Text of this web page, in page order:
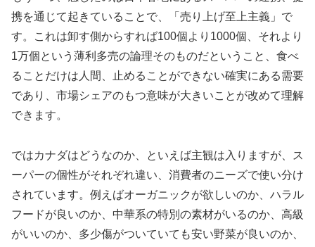
携を通じて起きていることで、「売り上げ至上主義」で
す。これは卸す側からすれば100個より1000個、それより
1万個という薄利多売の論理そのものだということ、食べ
ることだけは人間、止めることができない確実にある需要
であり、市場シェアのもつ意味が大きいことが改めて理解
できます。
ではカナダはどうなのか、といえば主観は入りますが、ス
ーパーの個性がそれぞれ違い、消費者のニーズで使い分け
されています。例えばオーガニックが欲しいのか、ハラル
フードが良いのか、中華系の特別の素材がいるのか、高級
がいいのか、多少傷がついていても安い野菜が良いのか、